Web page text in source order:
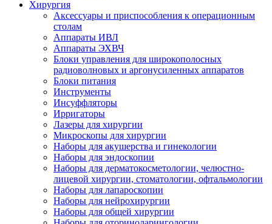
Хирургия
Аксессуары и приспособления к операционным
столам
Аппараты ИВЛ
Аппараты ЭХВЧ
Блоки управления для широкополосных
радиоволновых и аргонусиленных аппаратов
Блоки питания
Инструменты
Инсуффляторы
Ирригаторы
Лазеры для хирургии
Микроскопы для хирургии
Наборы для акушерства и гинекологии
Наборы для эндоскопии
Наборы для дерматокосметологии, челюстно-
лицевой хирургии, стоматологии, офтальмологии
Наборы для лапароскопии
Наборы для нейрохирургии
Наборы для общей хирургии